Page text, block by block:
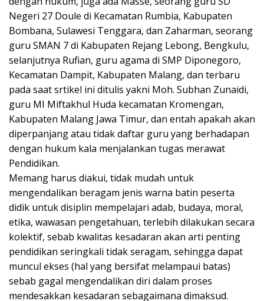
Negeri 27 Doule di Kecamatan Rumbia, Kabupaten
Bombana, Sulawesi Tenggara, dan Zaharman, seorang
guru SMAN 7 di Kabupaten Rejang Lebong, Bengkulu,
selanjutnya Rufian, guru agama di SMP Diponegoro,
Kecamatan Dampit, Kabupaten Malang, dan terbaru
pada saat srtikel ini ditulis yakni Moh. Subhan Zunaidi,
guru MI Miftakhul Huda kecamatan Kromengan,
Kabupaten Malang Jawa Timur, dan entah apakah akan
diperpanjang atau tidak daftar guru yang berhadapan
dengan hukum kala menjalankan tugas merawat
Pendidikan.
Memang harus diakui, tidak mudah untuk
mengendalikan beragam jenis warna batin peserta
didik untuk disiplin mempelajari adab, budaya, moral,
etika, wawasan pengetahuan, terlebih dilakukan secara
kolektif, sebab kwalitas kesadaran akan arti penting
pendidikan seringkali tidak seragam, sehingga dapat
muncul ekses (hal yang bersifat melampaui batas)
sebab gagal mengendalikan diri dalam proses
mendesakkan kesadaran sebagaimana dimaksud.